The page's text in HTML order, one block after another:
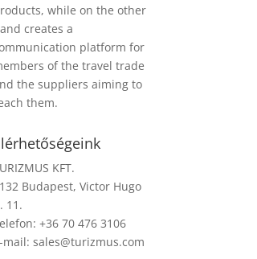
while on the other
creates a
platform for
of the travel trade
the suppliers aiming to
them.
KFT.
Budapest, Victor Hugo
11.
+36 70 476 3106
mail:sales@turizmus.com